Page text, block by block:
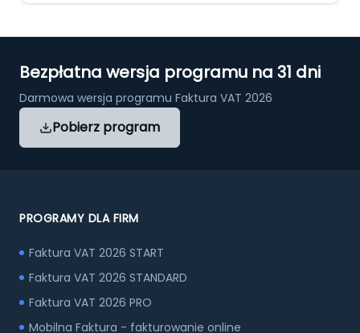
Bezpłatna wersja programu na 31 dni
Darmowa wersja programu Faktura VAT 2026
Pobierz program
PROGRAMY DLA FIRM
Faktura VAT 2026 START
Faktura VAT 2026 STANDARD
Faktura VAT 2026 PRO
Mobilna Faktura - fakturowanie online